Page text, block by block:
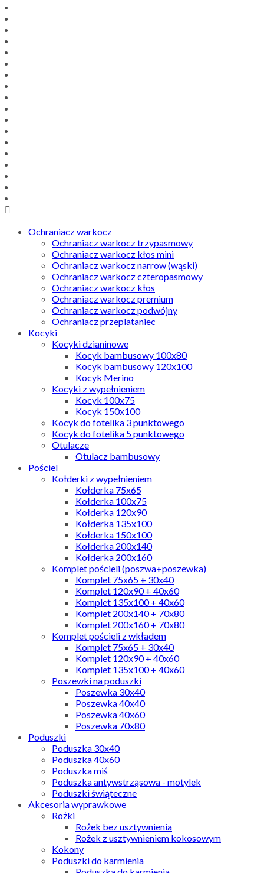
Ochraniacz warkocz
Ochraniacz warkocz trzypasmowy
Ochraniacz warkocz kłos mini
Ochraniacz warkocz narrow (wąski)
Ochraniacz warkocz czteropasmowy
Ochraniacz warkocz kłos
Ochraniacz warkocz premium
Ochraniacz warkocz podwójny
Ochraniacz przeplataniec
Kocyki
Kocyki dzianinowe
Kocyk bambusowy 100x80
Kocyk bambusowy 120x100
Kocyk Merino
Kocyki z wypełnieniem
Kocyk 100x75
Kocyk 150x100
Kocyk do fotelika 3 punktowego
Kocyk do fotelika 5 punktowego
Otulacze
Otulacz bambusowy
Pościel
Kołderki z wypełnieniem
Kołderka 75x65
Kołderka 100x75
Kołderka 120x90
Kołderka 135x100
Kołderka 150x100
Kołderka 200x140
Kołderka 200x160
Komplet pościeli (poszwa+poszewka)
Komplet 75x65 + 30x40
Komplet 120x90 + 40x60
Komplet 135x100 + 40x60
Komplet 200x140 + 70x80
Komplet 200x160 + 70x80
Komplet pościeli z wkładem
Komplet 75x65 + 30x40
Komplet 120x90 + 40x60
Komplet 135x100 + 40x60
Poszewki na poduszki
Poszewka 30x40
Poszewka 40x40
Poszewka 40x60
Poszewka 70x80
Poduszki
Poduszka 30x40
Poduszka 40x60
Poduszka miś
Poduszka antywstrząsowa - motylek
Poduszki świąteczne
Akcesoria wyprawkowe
Rożki
Rożek bez usztywnienia
Rożek z usztywnieniem kokosowym
Kokony
Poduszki do karmienia